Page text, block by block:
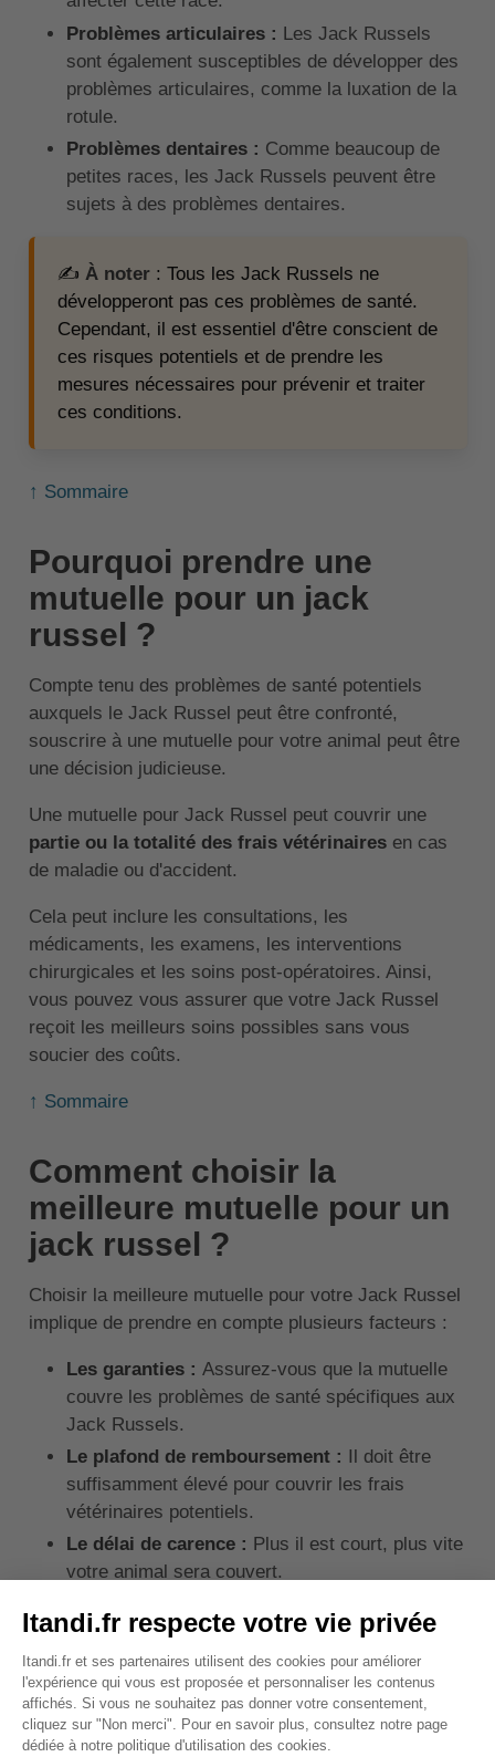
Problèmes articulaires : Les Jack Russels
sont également susceptibles de développer des
problèmes articulaires, comme la luxation de la
rotule.
Problèmes dentaires : Comme beaucoup de
petites races, les Jack Russels peuvent être
sujets à des problèmes dentaires.
✍️ À noter: Tous les Jack Russels ne
développeront pas ces problèmes de santé.
Cependant, il est essentiel d'être conscient de
ces risques potentiels et de prendre les
mesures nécessaires pour prévenir et traiter
ces conditions.
↑ Sommaire
Pourquoi prendre une
mutuelle pour un jack
russel ?
Compte tenu des problèmes de santé potentiels
auxquels le Jack Russel peut être confronté,
souscrire à une mutuelle pour votre animal peut être
une décision judicieuse.
Une mutuelle pour Jack Russel peut couvrir une
partie ou la totalité des frais vétérinairesen cas
de maladie ou d'accident.
Cela peut inclure les consultations, les
médicaments, les examens, les interventions
chirurgicales et les soins post-opératoires. Ainsi,
vous pouvez vous assurer que votre Jack Russel
reçoit les meilleurs soins possibles sans vous
soucier des coûts.
↑ Sommaire
Comment choisir la
meilleure mutuelle pour un
jack russel ?
Choisir la meilleure mutuelle pour votre Jack Russel
implique de prendre en compte plusieurs facteurs :
Les garanties : Assurez-vous que la mutuelle
couvre les problèmes de santé spécifiques aux
Jack Russels.
Le plafond de remboursement : Il doit être
suffisamment élevé pour couvrir les frais
vétérinaires potentiels.
Le délai de carence : Plus il est court, plus vite
votre animal sera couvert.
bon rapport qualité-prix.
Prenez le temps de comparer les différentes offres
et lisez attentivement les conditions avant de vous
engager.